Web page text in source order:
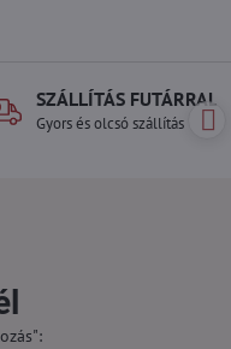
SZÁLLÍTÁS FUTÁRRAL
Gyors és olcsó szállítás